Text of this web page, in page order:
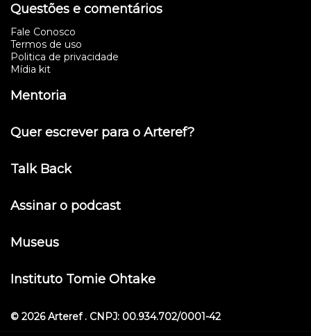
Questões e comentários
Fale Conosco
Termos de uso
Politica de privacidade
Mídia kit
Mentoria
Quer escrever para o Arteref?
Talk Back
Assinar o podcast
Museus
Instituto Tomie Ohtake
© 2026 Arteref . CNPJ: 00.934.702/0001-42